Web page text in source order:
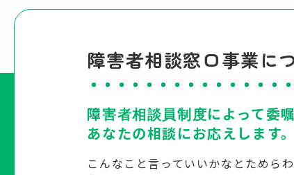
障害者相談窓口事業に
障害者相談員制度によって委
あなたの相談にお応えします。
こんなこと言っていいかなとためら